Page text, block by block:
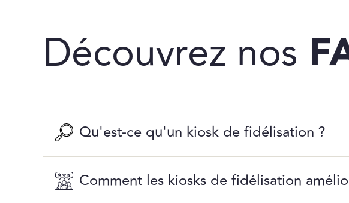
Découvrez nos
Qu'est-ce qu'un kiosk de fidélisation ?
Comment les kiosks de fidélisation